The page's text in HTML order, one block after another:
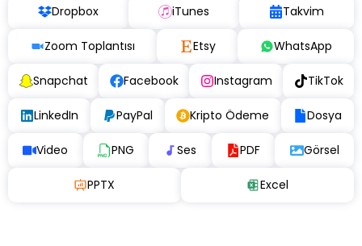
Dropbox iTunes Takvim
Zoom Toplantısı Etsy WhatsApp
Snapchat Facebook Instagram TikTok
LinkedIn PayPal Kripto Ödeme Dosya
Video PNG Ses PDF Görsel
PPTX Excel